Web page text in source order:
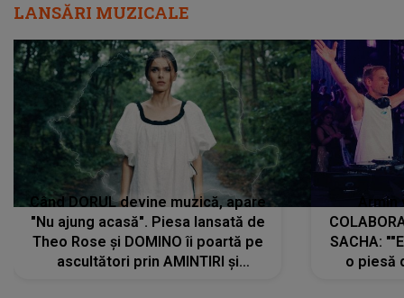
LANSĂRI MUZICALE
Când DORUL devine muzică, apare
"Nu ajung acasă". Piesa lansată de
Theo Rose și DOMINO îi poartă pe
ascultători prin AMINTIRI și
SACHA:
o piesă